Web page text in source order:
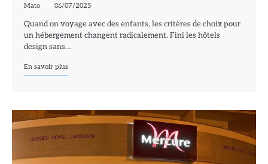
Mato 06/07/2025
Quand on voyage avec des enfants, les critères de choix pour
un hébergement changent radicalement. Fini les hôtels
design sans…
En savoir plus